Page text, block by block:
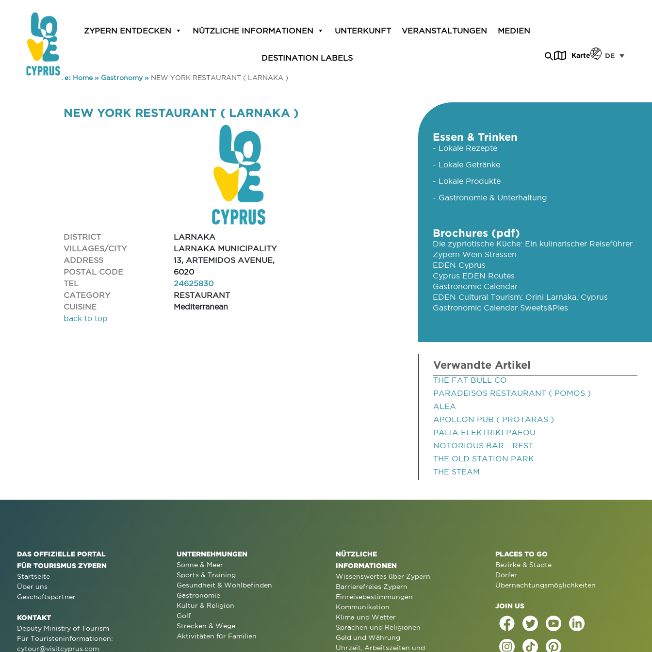
ZYPERN ENTDECKEN NÜTZLICHE INFORMATIONEN UNTERKUNFT VERANSTALTUNGEN MEDIEN
DESTINATION LABELS Karte DE
You are here: Home» Gastronomy» NEW YORK RESTAURANT ( LARNAKA )
NEW YORK RESTAURANT ( LARNAKA )
DISTRICT
LARNAKA
VILLAGES/CITY
LARNAKA MUNICIPALITY
ADDRESS
13, ARTEMIDOS AVENUE,
POSTAL CODE
6020
TEL
24625830
CATEGORY
RESTAURANT
CUISINE
Mediterranean
back to top
Essen & Trinken
- Lokale Rezepte
- Lokale Getränke
- Lokale Produkte
- Gastronomie & Unterhaltung
Brochures (pdf)
Die zypriotische Küche: Ein kulinarischer Reiseführer
Zypern Wein Strassen
EDEN Cyprus
Cyprus EDEN Routes
Gastronomic Calendar
EDEN Cultural Tourism: Orini Larnaka, Cyprus
Gastronomic Calendar Sweets&Pies
Verwandte Artikel
THE FAT BULL CO
PARADEISOS RESTAURANT ( POMOS )
ALEA
APOLLON PUB ( PROTARAS )
PALIA ELEKTRIKI PAFOU
NOTORIOUS BAR - REST.
THE OLD STATION PARK
THE STEAM
DAS OFFIZIELLE PORTAL
FÜR TOURISMUS ZYPERN
Startseite
Über uns
Geschäftspartner
KONTAKT
Deputy Ministry of Tourism
Für Touristeninformationen:
cytour@visitcyprus.com
UNTERNEHMUNGEN
Sonne & Meer
Sports & Training
Gesundheit & Wohlbefinden
Gastronomie
Kultur & Religion
Golf
Strecken & Wege
Aktivitäten für Familien
NÜTZLICHE
INFORMATIONEN
Wissenswertes über Zypern
Barrierefreies Zypern
Einreisebestimmungen
Kommunikation
Klima und Wetter
Sprachen und Religionen
Geld und Währung
Uhrzeit, Arbeitszeiten und
PLACES TO GO
Bezirke & Städte
Dörfer
Übernachtungsmöglichkeiten
JOIN US